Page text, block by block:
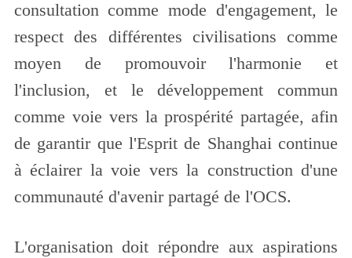
consultation comme mode d'engagement, le
respect des différentes civilisations comme
moyen de promouvoir l'harmonie et
l'inclusion, et le développement commun
comme voie vers la prospérité partagée, afin
de garantir que l'Esprit de Shanghai continue
à éclairer la voie vers la construction d'une
communauté d'avenir partagé de l'OCS.
L'organisation doit répondre aux aspirations